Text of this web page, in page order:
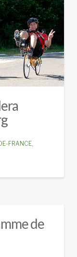
FRANCE,
de